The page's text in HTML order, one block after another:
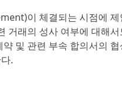
이 체결되는 시점에
거래의 성사 여부에 대해
및 관련 부속 합의서의
.